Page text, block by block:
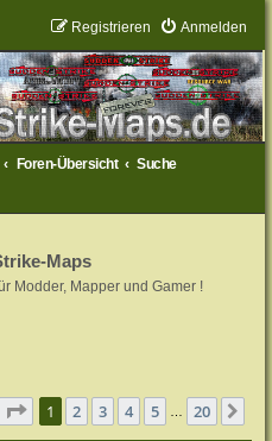
Anmelden
Registrieren
Foren-Übersicht
Suche
Maps
Modder, Mapper und Gamer !
Seite 1von 20
1 2 3 4 5 20